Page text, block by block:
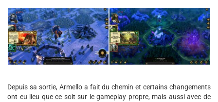
Depuis sa sortie, Armello a fait du chemin et certains changements
ont eu lieu que ce soit sur le gameplay propre, mais aussi avec de